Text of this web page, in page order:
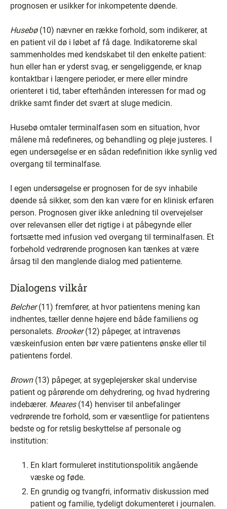
prognosen er usikker for inkompetente døende.
Husebø(10) nævner en række forhold, som indikerer, at
en patient vil dø i løbet af få dage. Indikatorerne skal
sammenholdes med kendskabet til den enkelte patient:
hun eller han er yderst svag, er sengeliggende, er knap
kontaktbar i længere perioder, er mere eller mindre
orienteret i tid, taber efterhånden interessen for mad og
drikke samt finder det svært at sluge medicin.
Husebø omtaler terminalfasen som en situation, hvor
målene må redefineres, og behandling og pleje justeres. I
egen undersøgelse er en sådan redefinition ikke synlig ved
overgang til terminalfase.
I egen undersøgelse er prognosen for de syv inhabile
døende så sikker, som den kan være for en klinisk erfaren
person. Prognosen giver ikke anledning til overvejelser
over relevansen eller det rigtige i at påbegynde eller
fortsætte med infusion ved overgang til terminalfasen. Et
forbehold vedrørende prognosen kan tænkes at være
årsag til den manglende dialog med patienterne.
Dialogens vilkår
Belcher(11) fremfører, at hvor patientens mening kan
indhentes, tæller denne højere end både familiens og
personalets. Brooker(12) påpeger, at intravenøs
væskeinfusion enten bør være patientens ønske eller til
patientens fordel.
Brown(13) påpeger, at sygeplejersker skal undervise
patient og pårørende om dehydrering, og hvad hydrering
indebærer. Meares(14) henviser til anbefalinger
vedrørende tre forhold, som er væsentlige for patientens
bedste og for retslig beskyttelse af personale og
institution:
En klart formuleret institutionspolitik angående
væske og føde.
En grundig og tvangfri, informativ diskussion med
patient og familie, tydeligt dokumenteret i journalen.